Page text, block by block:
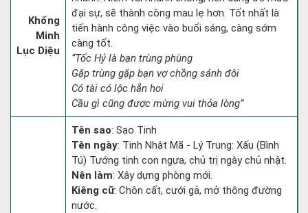
Khổng
Minh
Lục Diệu
đại sự, sẽ thành công mau lẹ hơn. Tốt nhất là
tiến hành công việc vào buổi sáng, càng sớm
càng tốt.
“Tốc Hỷ là bạn trùng phùng
Gặp trùng gặp bạn vợ chồng sánh đôi
Có tài có lộc hẳn hoi
Cầu gì cũng được mừng vui thỏa lòng”
Tên sao: Sao Tinh
Tên ngày: Tinh Nhật Mã - Lý Trung: Xấu (Bình
Tú) Tướng tinh con ngựa, chủ trị ngày chủ nhật.
Nên làm: Xây dựng phòng mới.
Kiêng cữ: Chôn cất, cưới gả, mở thông đường
nước.